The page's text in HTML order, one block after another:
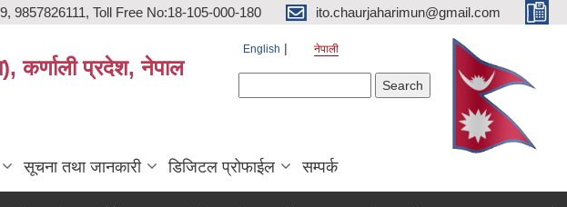
9857826111, Toll Free No:18-105-000-180 ito.chaurjaharimun@gmail.com
कर्णाली प्रदेश, नेपाल
English नेपाली
सूचना तथा जानकारी डिजिटल प्रोफाईल सम्पर्क